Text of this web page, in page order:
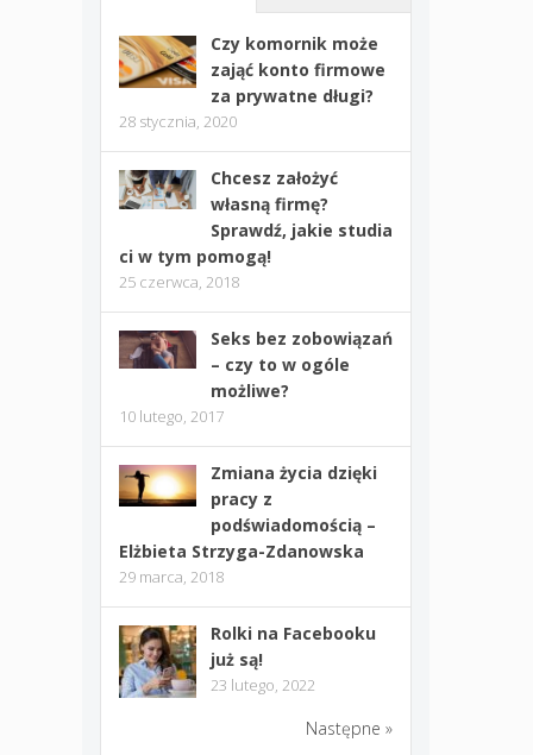
Czy komornik może
zająć konto firmowe
za prywatne długi?
28 stycznia, 2020
Chcesz założyć
własną firmę?
Sprawdź, jakie studia
ci w tym pomogą!
25 czerwca, 2018
Seks bez zobowiązań
– czy to w ogóle
możliwe?
10 lutego, 2017
Zmiana życia dzięki
pracy z
podświadomością –
Elżbieta Strzyga-Zdanowska
29 marca, 2018
Rolki na Facebooku
już są!
23 lutego, 2022
Następne »